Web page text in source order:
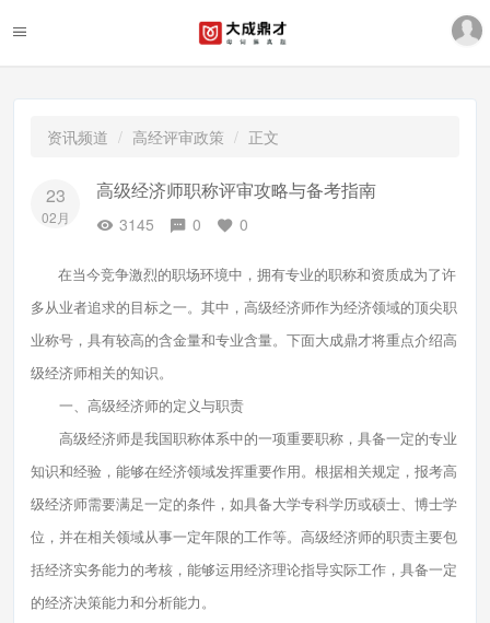
资讯频道 高经评审政策 正文
23
02月
高级经济师职称评审攻略与备考指南
3145 0 0
在当今竞争激烈的职场环境中，拥有专业的职称和资质成为了许
多从业者追求的目标之一。其中，高级经济师作为经济领域的顶尖职
业称号，具有较高的含金量和专业含量。下面大成鼎才将重点介绍高
级经济师相关的知识。
一、高级经济师的定义与职责
高级经济师是我国职称体系中的一项重要职称，具备一定的专业
知识和经验，能够在经济领域发挥重要作用。根据相关规定，报考高
级经济师需要满足一定的条件，如具备大学专科学历或硕士、博士学
位，并在相关领域从事一定年限的工作等。高级经济师的职责主要包
括经济实务能力的考核，能够运用经济理论指导实际工作，具备一定
的经济决策能力和分析能力。